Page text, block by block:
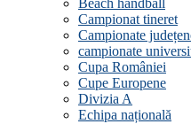
Beach handball
Campionat tineret
Campionate
campionate
Cupa României
Cupe Europene
Divizia A
Echipa națională